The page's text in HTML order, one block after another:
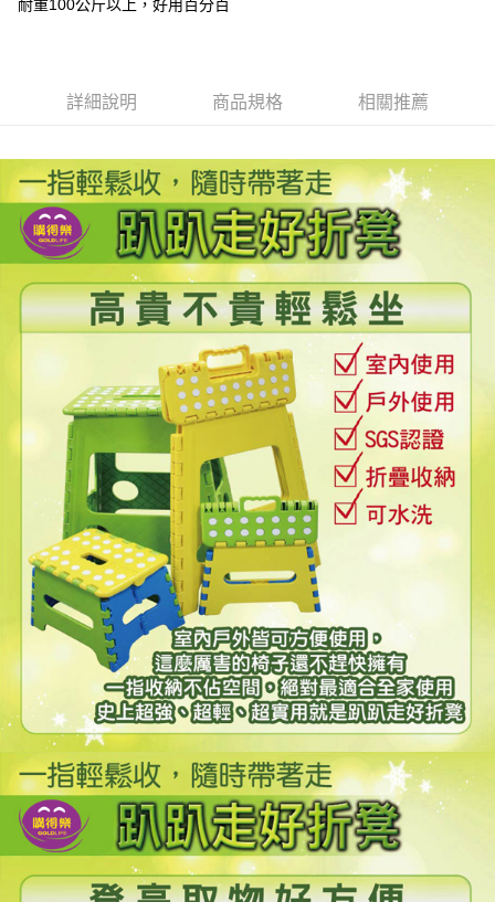
耐重100公斤以上，好用百分百
詳細說明 商品規格 相關推薦